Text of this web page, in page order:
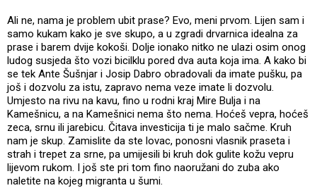
Ali ne, nama je problem ubit prase? Evo, meni prvom. Lijen sam i
samo kukam kako je sve skupo, a u zgradi drvarnica idealna za
prase i barem dvije kokoši. Dolje ionako nitko ne ulazi osim onog
ludog susjeda što vozi bicilklu pored dva auta koja ima. A kako bi
se tek Ante Šušnjar i Josip Dabro obradovali da imate pušku, pa
još i dozvolu za istu, zapravo nema veze imate li dozvolu.
Umjesto na rivu na kavu, fino u rodni kraj Mire Bulja i na
Kamešnicu, a na Kamešnici nema što nema. Hoćeš vepra, hoćeš
zeca, srnu ili jarebicu. Čitava investicija ti je malo sačme. Kruh
nam je skup. Zamislite da ste lovac, ponosni vlasnik praseta i
strah i trepet za srne, pa umijesili bi kruh dok gulite kožu vepru
lijevom rukom. I još ste pri tom fino naoružani do zuba ako
naletite na kojeg migranta u šumi.